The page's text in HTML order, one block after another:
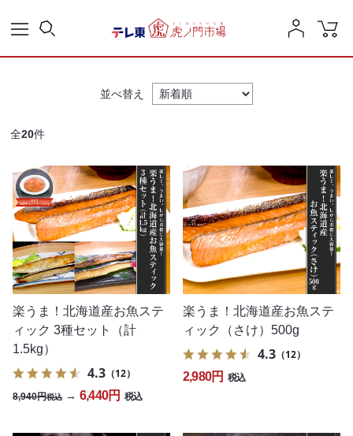
並べ替え
全20件
楽うま！北海道産お魚ステ
ィック 3種セット（計
1.5kg）
4.3 （12）
8,940円税込 → 6,440円 税込
楽うま！北海道産お魚ステ
ィック（さけ）500g
4.3 （12）
2,980円 税込